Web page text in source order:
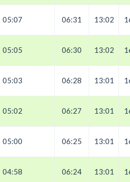
05:07 06:31 13:02
05:05 06:30 13:02
05:03 06:28 13:01
05:02 06:27 13:01
05:00 06:25 13:01
04:58 06:24 13:01